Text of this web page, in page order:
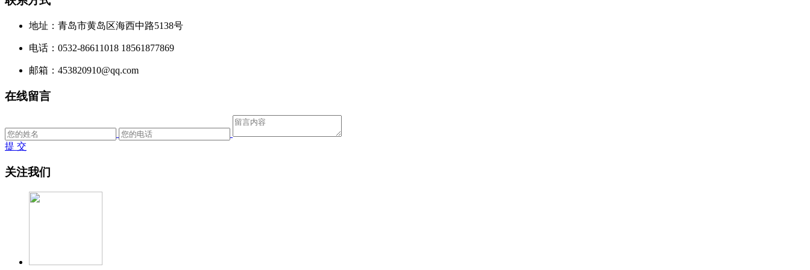
地址：青岛市黄岛区海西中路5138号
电话：0532-86611018 18561877869
邮箱：453820910@qq.com
在线留言
提 交
关注我们